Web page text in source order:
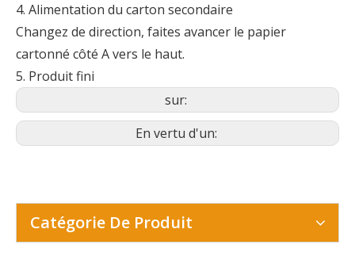
4. Alimentation du carton secondaire
Changez de direction, faites avancer le papier
cartonné côté A vers le haut.
5. Produit fini
sur:
En vertu d'un:
Catégorie De Produit